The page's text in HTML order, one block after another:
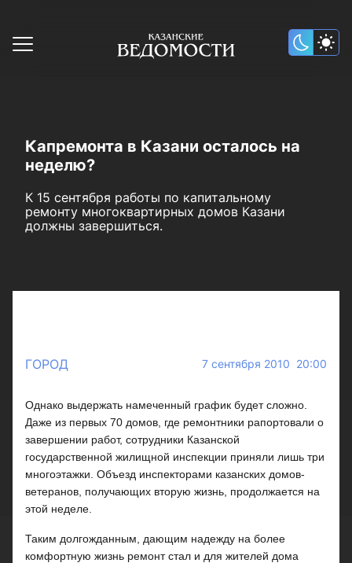
Капремонта в Казани осталось на
неделю?
К 15 сентября работы по капитальному
ремонту многоквартирных домов Казани
должны завершиться.
ГОРОД 7 сентября 2010 20:00
Однако выдержать намеченный график будет сложно.
Даже из первых 70 домов, где ремонтники рапортовали о
завершении работ, сотрудники Казанской
государственной жилищной инспекции приняли лишь три
многоэтажки. Объезд инспекторами казанских домов-
ветеранов, получающих вторую жизнь, продолжается на
этой неделе.
Таким долгожданным, дающим надежду на более
комфортную жизнь ремонт стал и для жителей дома